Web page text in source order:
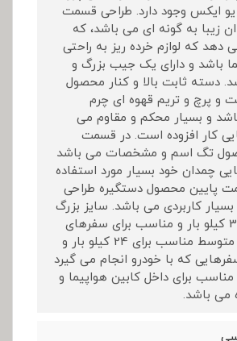
ایکس وجود دارد. طراحی قسمت
زیبا به گونه ای می باشد، که
دهد که لوازم خرده ریز به راحتی
باشد و دارای یک جیب بزرگ و
دسته ثابت بالا و کنار محصول
و پرچ و تریم قهوه ای چرم
و بسیار محکم و مقاوم می
کار افزوده است. در قسمت
تگ اسم و مشخصات می باشد
چمدان خود بسیار مورد استفاده
پایین محصول دستگیره طراحی
کاربردی می باشد. سایز بزرگ
مناسب برای 30 کیلو بار و مناسب برای سفرهای
هوایی و سایز متوسط مناسب برای 24 کیلو بار و
که با خودرو انجام می گیرد
برای داخل کابین هواپیما و
می باشد.